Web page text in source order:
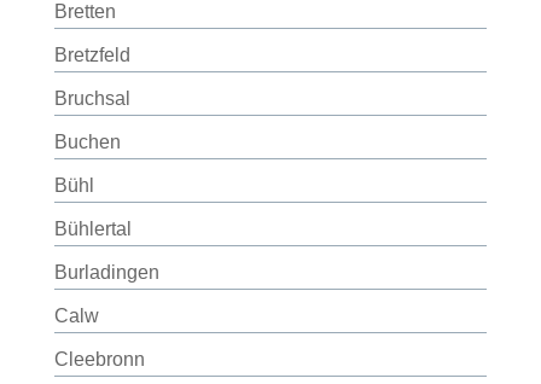
Bretten
Bretzfeld
Bruchsal
Buchen
Bühl
Bühlertal
Burladingen
Calw
Cleebronn